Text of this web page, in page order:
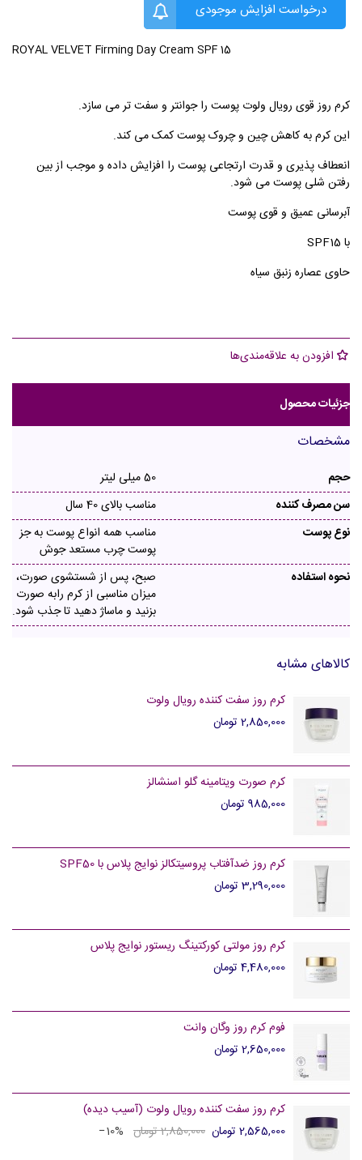
درخواست افزایش موجودی
ROYAL VELVET Firming Day Cream SPF 15
کرم روز قوی رویال ولوت پوست را جوانتر و سفت تر می سازد.
این کرم به کاهش چین و چروک پوست کمک می کند.
انعطاف پذیری و قدرت ارتجاعی پوست را افزایش داده و موجب از بین
رفتن شلی پوست می شود.
آبرسانی عمیق و قوی پوست
با SPF15
حاوی عصاره زنبق سیاه
افزودن به علاقه‌مندی‌ها
جزئیات محصول
مشخصات
حجم
50 میلی لیتر
سن مصرف کننده
مناسب بالای 40 سال
نوع پوست
مناسب همه انواع پوست به جز
پوست چرب مستعد جوش
نحوه استفاده
صبح، پس از شستشوی صورت،
میزان مناسبی از کرم رابه صورت
بزنید و ماساژ دهید تا جذب شود.
کالاهای مشابه
کرم روز سفت کننده رویال ولوت
2,850,000 تومان
کرم صورت ویتامینه گلو اسنشالز
985,000 تومان
کرم روز ضدآفتاب پروسیتکالز نوایج پلاس با SPF50
3,290,000 تومان
کرم روز مولتی کورکتینگ ریستور نوایج پلاس
4,480,000 تومان
فوم کرم روز وگان وانت
2,650,000 تومان
کرم روز سفت کننده رویال ولوت (آسیب دیده)
2,565,000 تومان
2,850,000 تومان ‎−10%